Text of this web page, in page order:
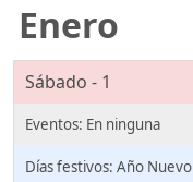
Enero
Sábado - 1
Año Nuevo